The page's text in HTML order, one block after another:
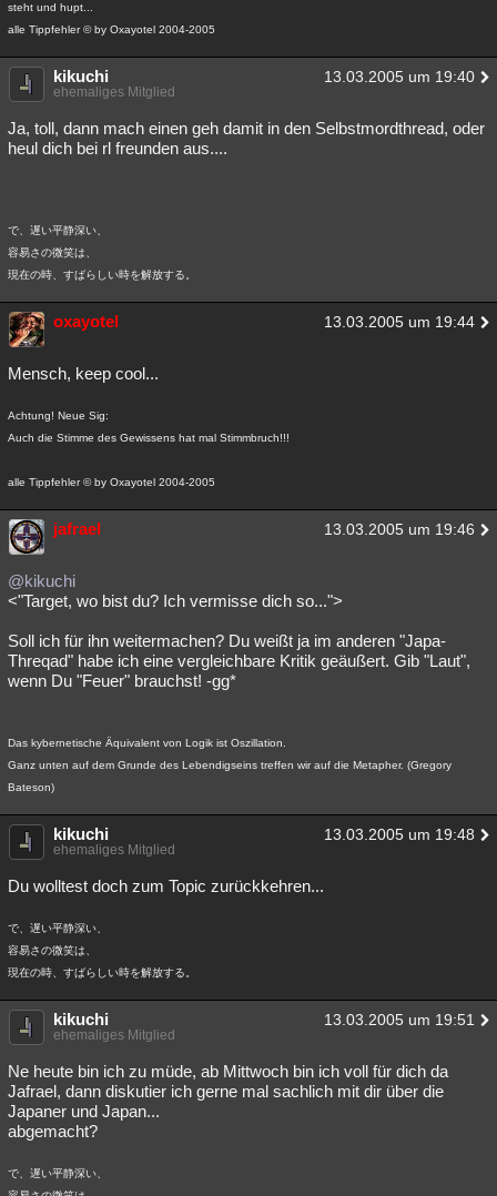
steht und hupt...
alle Tippfehler © by Oxayotel 2004-2005
kikuchi 13.03.2005 um 19:40
ehemaliges Mitglied
Ja, toll, dann mach einen geh damit in den Selbstmordthread, oder
heul dich bei rl freunden aus....
で、遅い平静深い、
容易さの微笑は、
現在の時、すばらしい時を解放する。
oxayotel 13.03.2005 um 19:44
Mensch, keep cool...
Achtung! Neue Sig:
Auch die Stimme des Gewissens hat mal Stimmbruch!!!
alle Tippfehler © by Oxayotel 2004-2005
jafrael 13.03.2005 um 19:46
@kikuchi
<"Target, wo bist du? Ich vermisse dich so...">
Soll ich für ihn weitermachen? Du weißt ja im anderen "Japa-
Threqad" habe ich eine vergleichbare Kritik geäußert. Gib "Laut",
wenn Du "Feuer" brauchst! -gg*
Das kybernetische Äquivalent von Logik ist Oszillation.
Ganz unten auf dem Grunde des Lebendigseins treffen wir auf die Metapher. (Gregory
Bateson)
kikuchi 13.03.2005 um 19:48
ehemaliges Mitglied
Du wolltest doch zum Topic zurückkehren...
で、遅い平静深い、
容易さの微笑は、
現在の時、すばらしい時を解放する。
kikuchi 13.03.2005 um 19:51
ehemaliges Mitglied
Ne heute bin ich zu müde, ab Mittwoch bin ich voll für dich da
Jafrael, dann diskutier ich gerne mal sachlich mit dir über die
Japaner und Japan...
abgemacht?
で、遅い平静深い、